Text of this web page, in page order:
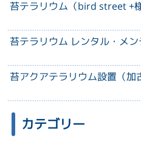
苔テラリウム（bird street +様
苔テラリウム レンタル・メン
苔アクアテラリウム設置（加
カテゴリー